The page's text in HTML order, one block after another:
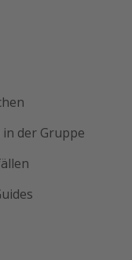
der Gruppe